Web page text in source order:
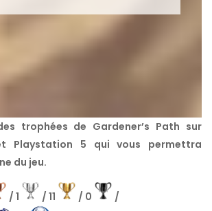
trophées de Gardener’s Path sur
Playstation 5 qui vous permettra
du jeu.
/ 1 / 11 / 0
/